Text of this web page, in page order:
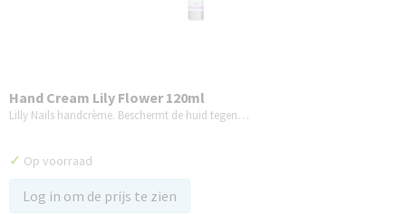
Hand Cream Lily Flower 120ml
Lilly Nails handcrème. Beschermt de huid tegen…
✓ Op voorraad
Log in om de prijs te zien